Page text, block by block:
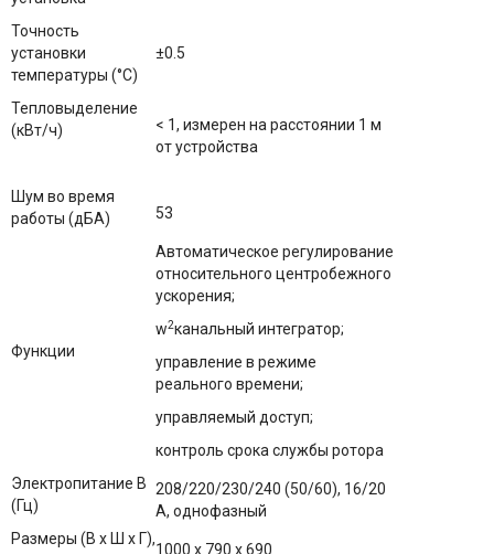
Точность
установки
температуры (°C)
±0.5
Тепловыделение
(кВт/ч)
< 1, измерен на расстоянии 1 м
от устройства
Шум во время
работы (дБА)
53
Функции
Автоматическое регулирование
относительного центробежного
ускорения;
w2канальный интегратор;
управление в режиме
реального времени;
управляемый доступ;
контроль срока службы ротора
Электропитание В
(Гц)
208/220/230/240 (50/60), 16/20
A, однофазный
Размеры (В х Ш х Г),
1000 х 790 х 690